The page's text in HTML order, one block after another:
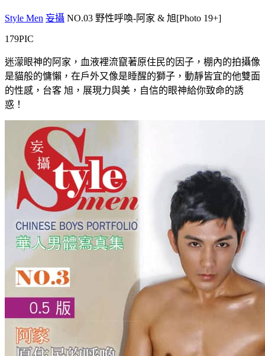
Style Men 妄攝 NO.03 野性呼喚-阿家 & 旭[Photo 19+]
179PIC
迷濛眼神的阿家，血液裡流竄著原住民的因子，棚內的拍攝像
是貓般的慵懶，在戶外又像是睡醒的獅子，動靜皆宜的他雙面
的性感，台客 旭，展現力與美，自信的眼神給你致命的誘
惑！